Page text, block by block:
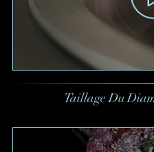
Taillage Du